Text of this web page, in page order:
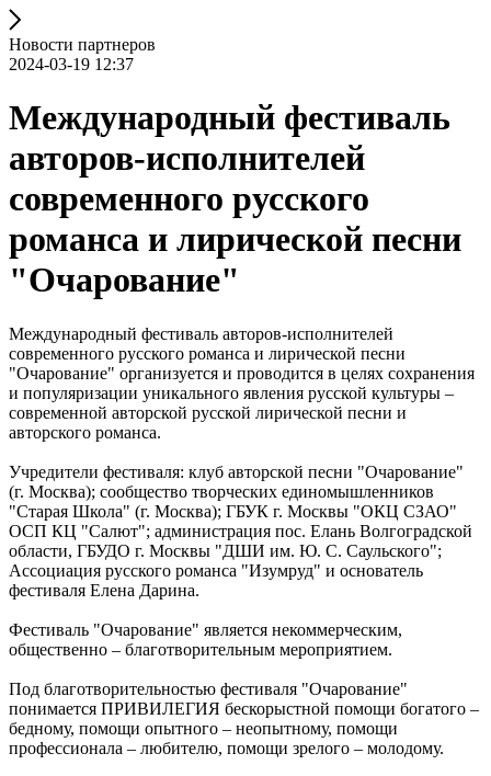
Новости партнеров
2024-03-19 12:37
Международный фестиваль
авторов-исполнителей
современного русского
романса и лирической песни
"Очарование"
Международный фестиваль авторов-исполнителей
современного русского романса и лирической песни
"Очарование" организуется и проводится в целях сохранения
и популяризации уникального явления русской культуры –
современной авторской русской лирической песни и
авторского романса.
Учредители фестиваля: клуб авторской песни "Очарование"
(г. Москва); сообщество творческих единомышленников
"Старая Школа" (г. Москва); ГБУК г. Москвы "ОКЦ СЗАО"
ОСП КЦ "Салют"; администрация пос. Елань Волгоградской
области, ГБУДО г. Москвы "ДШИ им. Ю. С. Саульского";
Ассоциация русского романса "Изумруд" и основатель
фестиваля Елена Дарина.
Фестиваль "Очарование" является некоммерческим,
общественно – благотворительным мероприятием.
Под благотворительностью фестиваля "Очарование"
понимается ПРИВИЛЕГИЯ бескорыстной помощи богатого –
бедному, помощи опытного – неопытному, помощи
профессионала – любителю, помощи зрелого – молодому.